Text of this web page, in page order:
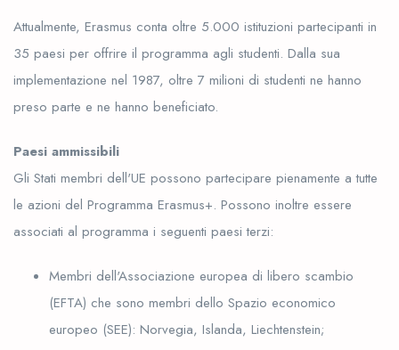
Attualmente, Erasmus conta oltre 5.000 istituzioni partecipanti in
35 paesi per offrire il programma agli studenti. Dalla sua
implementazione nel 1987, oltre 7 milioni di studenti ne hanno
preso parte e ne hanno beneficiato.
Paesi ammissibili
Gli Stati membri dell'UE possono partecipare pienamente a tutte
le azioni del Programma Erasmus+. Possono inoltre essere
associati al programma i seguenti paesi terzi:
Membri dell'Associazione europea di libero scambio
(EFTA) che sono membri dello Spazio economico
europeo (SEE): Norvegia, Islanda, Liechtenstein;